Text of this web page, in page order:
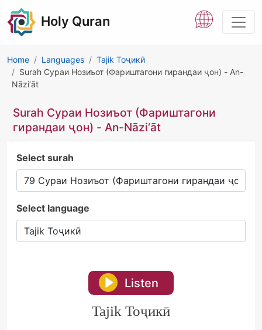
Holy Quran
Home Languages
Tajik Тоҷикӣ
Surah Сураи Нозиъот (Фариштагони гирандаи ҷон) - An-
Nāzi‘āt
Surah Сураи Нозиъот (Фариштагони
гирандаи ҷон) - An-Nāzi‘āt
Select surah
Select language
Listen
Tajik Тоҷикӣ